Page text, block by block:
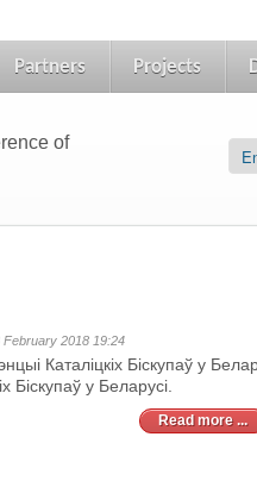
Partners Projects
of
2018 19:24
Каталіцкіх Біскупаў у
Біскупаў у Беларусі.
Read more ...